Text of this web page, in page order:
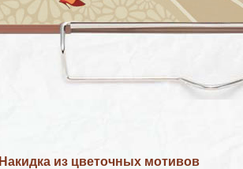
Накидка из цветочных мотивов